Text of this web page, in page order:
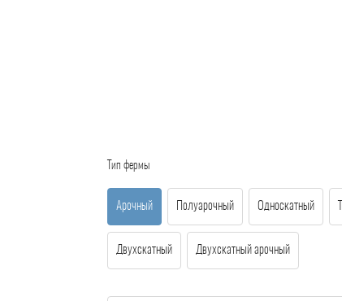
Тип фермы
Арочный Полуарочный Односкатный
Двухскатный Двухскатный арочный